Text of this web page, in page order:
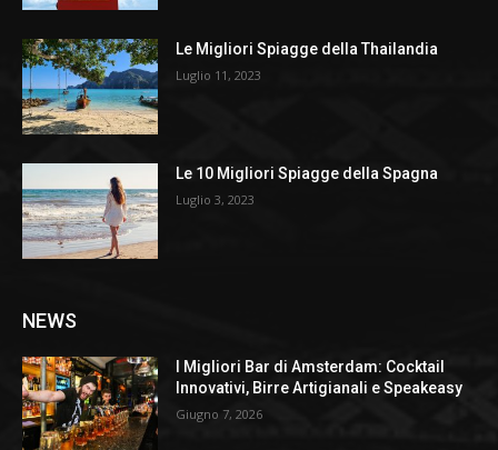
Le Migliori Spiagge della Thailandia
Luglio 11, 2023
Le 10 Migliori Spiagge della Spagna
Luglio 3, 2023
NEWS
I Migliori Bar di Amsterdam: Cocktail
Innovativi, Birre Artigianali e Speakeasy
Giugno 7, 2026